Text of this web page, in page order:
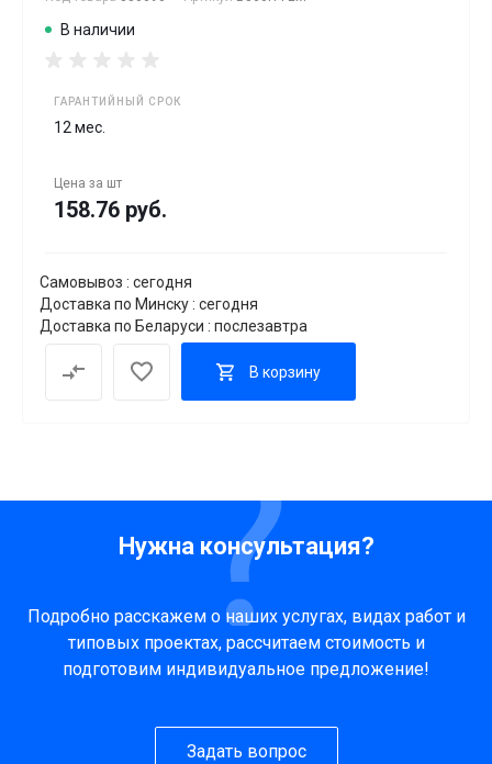
В наличии
ГАРАНТИЙНЫЙ СРОК
12 мес.
Цена за шт
158.76 руб.
Самовывоз : сегодня
Доставка по Минску : сегодня
Доставка по Беларуси : послезавтра
В корзину
Нужна консультация?
Подробно расскажем о наших услугах, видах работ и
типовых проектах, рассчитаем стоимость и
подготовим индивидуальное предложение!
Задать вопрос